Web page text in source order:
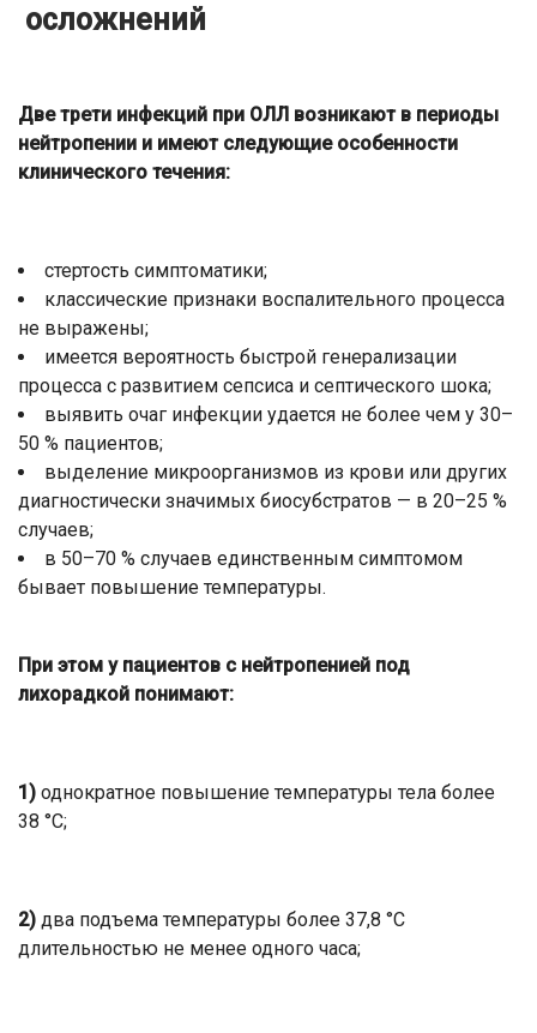
осложнений
Две трети инфекций при ОЛЛ возникают в периоды
нейтропении и имеют следующие особенности
клинического течения:
стертость симптоматики;
классические признаки воспалительного процесса
не выражены;
имеется вероятность быстрой генерализации
процесса с развитием сепсиса и септического шока;
выявить очаг инфекции удается не более чем у 30–
50 % пациентов;
выделение микроорганизмов из крови или других
диагностически значимых биосубстратов — в 20–25 %
случаев;
в 50–70 % случаев единственным симптомом
бывает повышение температуры.
При этом у пациентов с нейтропенией под
лихорадкой понимают:
1) однократное повышение температуры тела более
38 °С;
2) два подъема температуры более 37,8 °С
длительностью не менее одного часа;